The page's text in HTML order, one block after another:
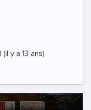
y a 13 ans)